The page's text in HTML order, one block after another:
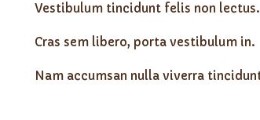
Vestibulum tincidunt felis non lectus.
Cras sem libero, porta vestibulum in.
Nam accumsan nulla viverra